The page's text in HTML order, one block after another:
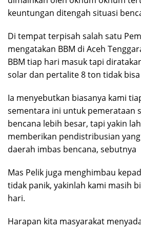
keuntungan ditengah situasi
Di tempat terpisah salah satu
mengatakan BBM di Aceh
BBM tiap hari masuk tapi
solar dan pertalite 8 ton tidak
Ia menyebutkan biasanya kami
sementara ini untuk pemerataan
bencana lebih besar, tapi yakin
memberikan pendistribusian
daerah imbas bencana, sebutnya
Mas Pelik juga menghimbau
tidak panik, yakinlah kami masih
hari.
Harapan kita masyarakat